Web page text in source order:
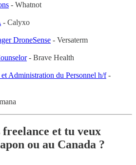
- Whatnot
- Calyxo
DroneSense - Versaterm
- Brave Health
Administration du Personnel h/f-
et tu veux
ou au Canada ?